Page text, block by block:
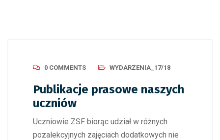
0 COMMENTS WYDARZENIA_17/18
Publikacje prasowe naszych
uczniów
Uczniowie ZSF biorąc udział w różnych
pozalekcyjnych zajęciach dodatkowych nie